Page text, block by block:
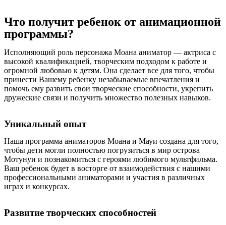
Что получит ребенок от анимационной
программы?
Исполняющий роль персонажа Моана аниматор — актриса с
высокой квалификацией, творческим подходом к работе и
огромной любовью к детям. Она сделает все для того, чтобы
принести Вашему ребенку незабываемые впечатления и
помочь ему развить свои творческие способности, укрепить
дружеские связи и получить множество полезных навыков.
Уникальный опыт
Наша программа аниматоров Моана и Мауи создана для того,
чтобы дети могли полностью погрузиться в мир острова
Мотунуи и познакомиться с героями любимого мультфильма.
Ваш ребенок будет в восторге от взаимодействия с нашими
профессиональными аниматорами и участия в различных
играх и конкурсах.
Развитие творческих способностей